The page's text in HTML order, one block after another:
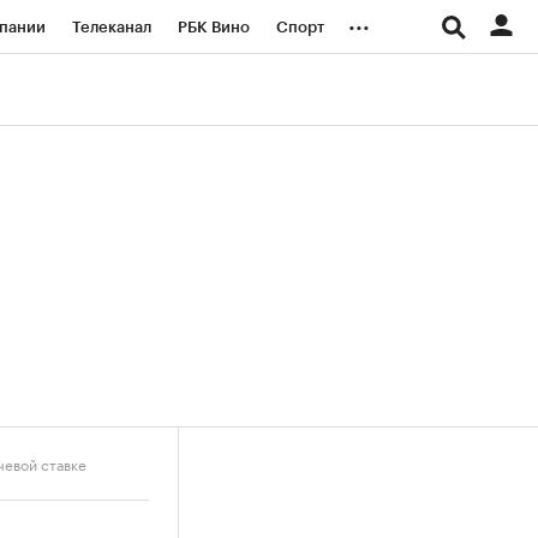
Телеканал РБК Вино Спорт ...
ставке